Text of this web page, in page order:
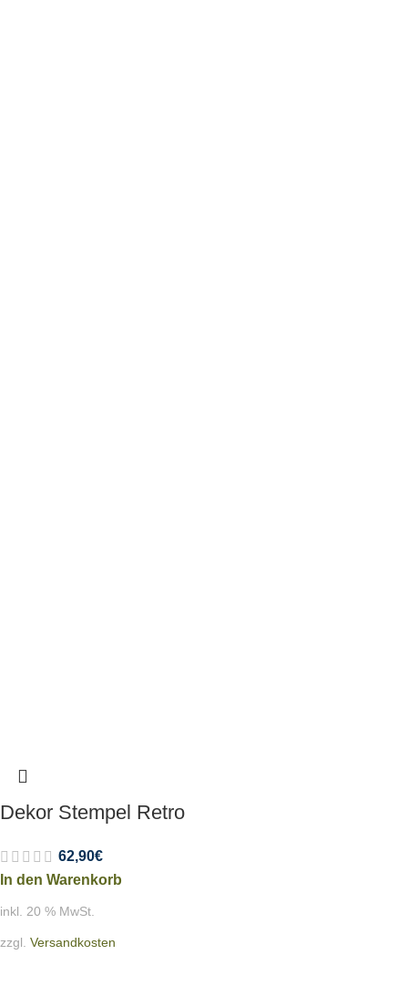
Dekor Stempel Retro
62,90€
In den Warenkorb
inkl. 20 % MwSt.
zzgl. Versandkosten